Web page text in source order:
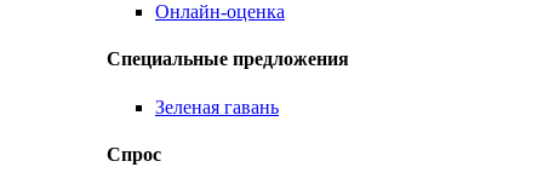
Онлайн-оценка
Специальные предложения
Зеленая гавань
Спрос